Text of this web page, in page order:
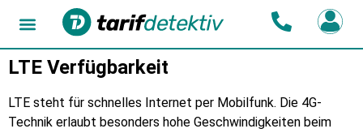
LTE Verfügbarkeit
LTE steht für schnelles Internet per Mobilfunk. Die 4G-
Technik erlaubt besonders hohe Geschwindigkeiten beim